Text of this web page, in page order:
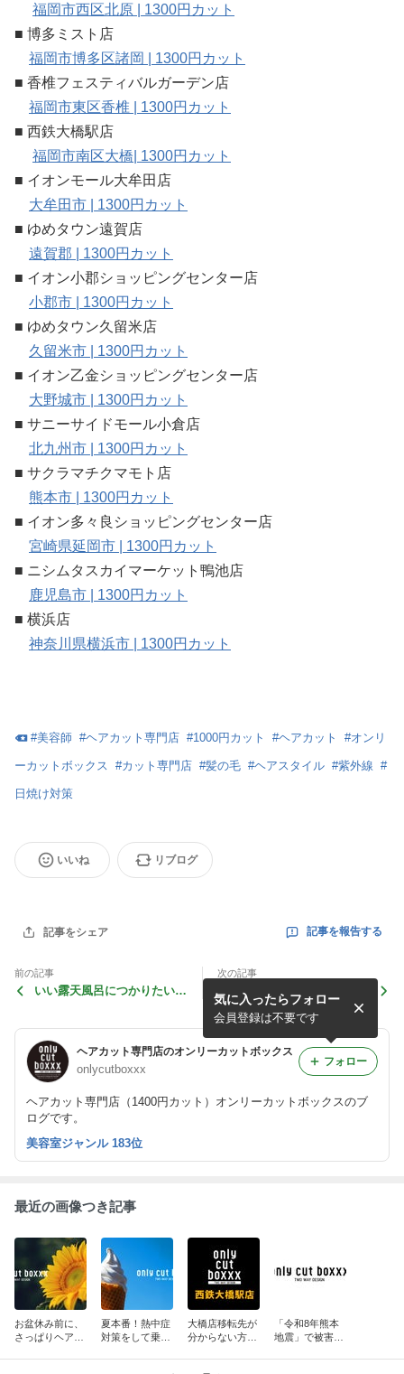
福岡市西区北原 | 1300円カット
■ 博多ミスト店
福岡市博多区諸岡 | 1300円カット
■ 香椎フェスティバルガーデン店
福岡市東区香椎 | 1300円カット
■ 西鉄大橋駅店
福岡市南区大橋| 1300円カット
■ イオンモール大牟田店
大牟田市 | 1300円カット
■ ゆめタウン遠賀店
遠賀郡 | 1300円カット
■ イオン小郡ショッピングセンター店
小郡市 | 1300円カット
■ ゆめタウン久留米店
久留米市 | 1300円カット
■ イオン乙金ショッピングセンター店
大野城市 | 1300円カット
■ サニーサイドモール小倉店
北九州市 | 1300円カット
■ サクラマチクマモト店
熊本市 | 1300円カット
■ イオン多々良ショッピングセンター店
宮崎県延岡市 | 1300円カット
■ ニシムタスカイマーケット鴨池店
鹿児島市 | 1300円カット
■ 横浜店
神奈川県横浜市 | 1300円カット
#美容師 #ヘアカット専門店 #1000円カット #ヘアカット #オンリ
ーカットボックス #カット専門店 #髪の毛 #ヘアスタイル #紫外線 #
日焼け対策
いいね リブログ
記事をシェア 記事を報告する
前の記事
いい露天風呂につかりたい
次の記事
6月21日は夏至です！！
ヘアカット専門店のオンリーカットボックス
onlycutboxxx
ヘアカット専門店（1400円カット）オンリーカットボックスのブ
ログです。
気に入ったらフォロー
会員登録は不要です
フォロー
美容室ジャンル 183位
最近の画像つき記事
お盆休み前に、
さっぱりヘアカ
夏本番！熱中症
対策をして乗り
大橋店移転先が
分からない方
「令和8年熊本
地震」で被害に